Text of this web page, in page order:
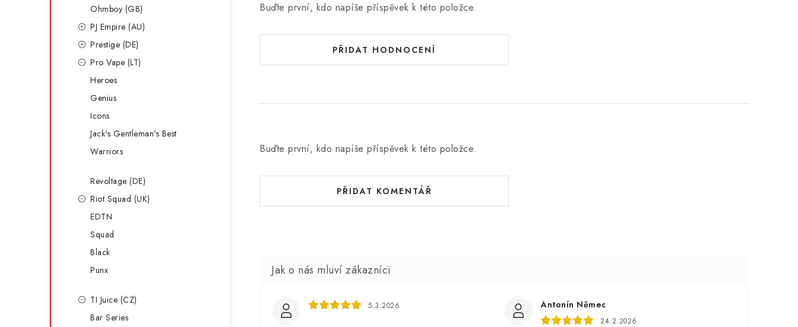
Ohmboy (GB)
PJ Empire (AU)
Prestige (DE)
Pro Vape (LT)
Heroes
Genius
Icons
Jack's Gentleman's Best
Warriors
Revoltage (DE)
Riot Squad (UK)
EDTN
Squad
Black
Punx
TI Juice (CZ)
Bar Series
Buďte první, kdo napíše příspěvek k této položce.
PŘIDAT HODNOCENÍ
Buďte první, kdo napíše příspěvek k této položce.
PŘIDAT KOMENTÁŘ
5.3.2026 Antonín Němec
24.2.2026